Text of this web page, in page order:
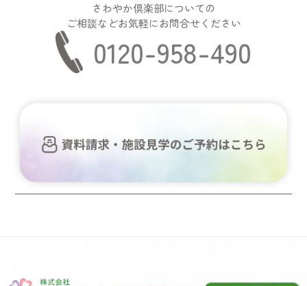
さわやか倶楽部についての
ご相談などお気軽にお問合せください
0120-958-490